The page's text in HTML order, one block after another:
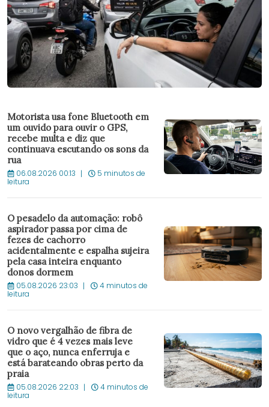
Motorista usa fone Bluetooth em
um ouvido para ouvir o GPS,
recebe multa e diz que
continuava escutando os sons da
rua
06.08.2026 00:13 5 minutos de
leitura
O pesadelo da automação: robô
aspirador passa por cima de
fezes de cachorro
acidentalmente e espalha sujeira
pela casa inteira enquanto
donos dormem
05.08.2026 23:03 4 minutos de
leitura
O novo vergalhão de fibra de
vidro que é 4 vezes mais leve
que o aço, nunca enferruja e
está barateando obras perto da
praia
05.08.2026 22:03 4 minutos de
leitura